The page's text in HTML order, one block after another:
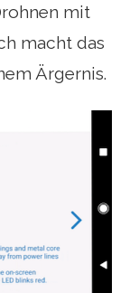
mit
macht das
Ärgernis.